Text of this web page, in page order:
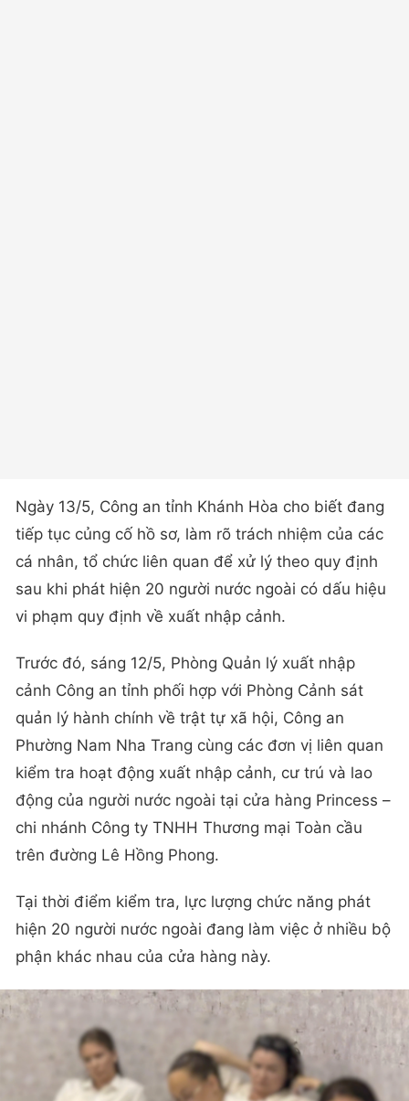
Ngày 13/5, Công an tỉnh Khánh Hòa cho biết đang
tiếp tục củng cố hồ sơ, làm rõ trách nhiệm của các
cá nhân, tổ chức liên quan để xử lý theo quy định
sau khi phát hiện 20 người nước ngoài có dấu hiệu
vi phạm quy định về xuất nhập cảnh.
Trước đó, sáng 12/5, Phòng Quản lý xuất nhập
cảnh Công an tỉnh phối hợp với Phòng Cảnh sát
quản lý hành chính về trật tự xã hội, Công an
Phường Nam Nha Trang cùng các đơn vị liên quan
kiểm tra hoạt động xuất nhập cảnh, cư trú và lao
động của người nước ngoài tại cửa hàng Princess –
chi nhánh Công ty TNHH Thương mại Toàn cầu
trên đường Lê Hồng Phong.
Tại thời điểm kiểm tra, lực lượng chức năng phát
hiện 20 người nước ngoài đang làm việc ở nhiều bộ
phận khác nhau của cửa hàng này.